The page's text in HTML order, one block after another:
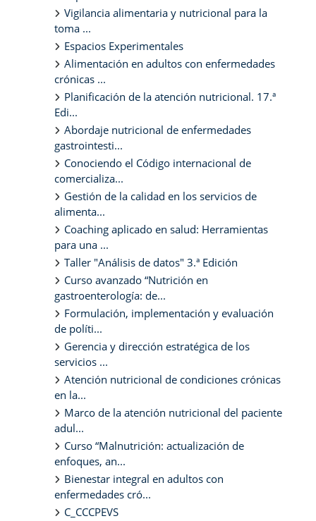
Vigilancia alimentaria y nutricional para la
toma ...
Espacios Experimentales
Alimentación en adultos con enfermedades
crónicas ...
Planificación de la atención nutricional. 17.ª
Edi...
Abordaje nutricional de enfermedades
gastrointesti...
Conociendo el Código internacional de
comercializa...
Gestión de la calidad en los servicios de
alimenta...
Coaching aplicado en salud: Herramientas
para una ...
Taller "Análisis de datos" 3.ª Edición
Curso avanzado “Nutrición en
gastroenterología: de...
Formulación, implementación y evaluación
de políti...
Gerencia y dirección estratégica de los
servicios ...
Atención nutricional de condiciones crónicas
en la...
Marco de la atención nutricional del paciente
adul...
Curso “Malnutrición: actualización de
enfoques, an...
Bienestar integral en adultos con
enfermedades cró...
C_CCCPEVS